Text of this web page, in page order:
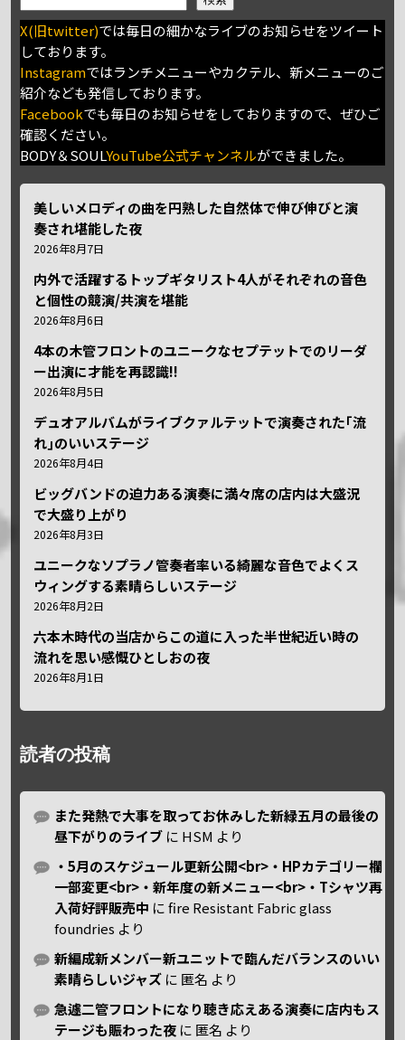
X(旧twitter)では毎日の細かなライブのお知らせをツイート
しております。
Instagramではランチメニューやカクテル、新メニューのご
紹介なども発信しております。
Facebookでも毎日のお知らせをしておりますので、ぜひご
確認ください。
BODY＆SOULYouTube公式チャンネルができました。
美しいメロディの曲を円熟した自然体で伸び伸びと演
奏され堪能した夜
2026年8月7日
内外で活躍するトップギタリスト4人がそれぞれの音色
と個性の競演/共演を堪能
2026年8月6日
4本の木管フロントのユニークなセプテットでのリーダ
ー出演に才能を再認識!!
2026年8月5日
デュオアルバムがライブクァルテットで演奏された｢流
れ｣のいいステージ
2026年8月4日
ビッグバンドの迫力ある演奏に満々席の店内は大盛況
で大盛り上がり
2026年8月3日
ユニークなソプラノ管奏者率いる綺麗な音色でよくス
ウィングする素晴らしいステージ
2026年8月2日
六本木時代の当店からこの道に入った半世紀近い時の
流れを思い感慨ひとしおの夜
2026年8月1日
読者の投稿
また発熱で大事を取ってお休みした新緑五月の最後の
昼下がりのライブ に HSM より
・5月のスケジュール更新公開<br>・HPカテゴリー欄
一部変更<br>・新年度の新メニュー<br>・Tシャツ再
入荷好評販売中 にfire Resistant Fabric glass
foundries より
新編成新メンバー新ユニットで臨んだバランスのいい
素晴らしいジャズ に 匿名 より
急遽二管フロントになり聴き応えある演奏に店内もス
テージも賑わった夜 に 匿名 より